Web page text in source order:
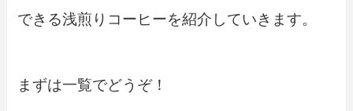
できる浅煎りコーヒーを紹介していきます。
まずは一覧でどうぞ！